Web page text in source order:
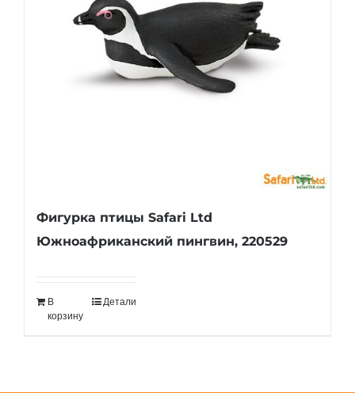
Фигурка птицы Safari Ltd
Южноафриканский пингвин, 220529
В
корзину
Детали